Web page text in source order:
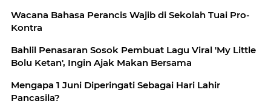
Wacana Bahasa Perancis Wajib di Sekolah Tuai Pro-
Kontra
Bahlil Penasaran Sosok Pembuat Lagu Viral 'My Little
Bolu Ketan', Ingin Ajak Makan Bersama
Mengapa 1 Juni Diperingati Sebagai Hari Lahir
Pancasila?